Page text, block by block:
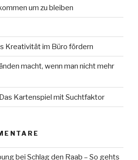
um zu bleiben
Kreativität im Büro fördern
macht, wenn man nicht mehr
Kartenspiel mit Suchtfaktor
bei Schlag den Raab – So gehts